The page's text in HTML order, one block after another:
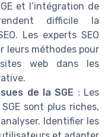
et l’intégration de
difficile la
Les experts SEO
leurs méthodes pour
web dans les
de la SGE : Les
sont plus riches,
Identifier les